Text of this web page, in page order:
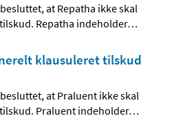
at Repatha ikke skal
Repatha indeholder…
klausuleret tilskud
at Praluent ikke skal
Praluent indeholder…